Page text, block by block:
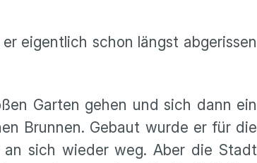
eigentlich schon längst abgerissen
Garten gehen und sich dann ein
Brunnen. Gebaut wurde er für die
an sich wieder weg. Aber die Stadt